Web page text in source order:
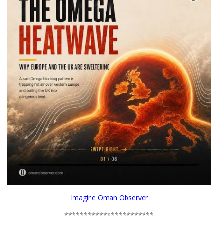
Imagine Oman Observer
***********************